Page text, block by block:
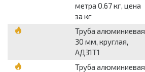
метра 0.67 кг, цена
за кг
Труба алюминиевая
30 мм, круглая,
АД31Т1
Труба алюминиевая